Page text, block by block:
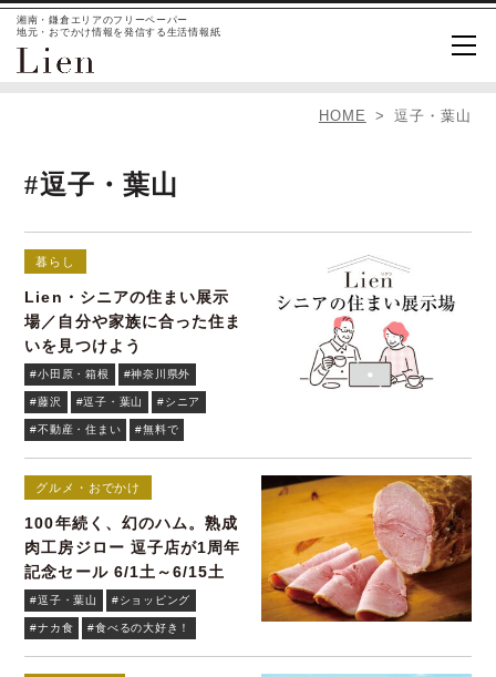
湘南・鎌倉エリアのフリーペーパー
地元・おでかけ情報を発信する生活情報紙
HOME 逗子・葉山
#逗子・葉山
暮らし
Lien・シニアの住まい展示
場／自分や家族に合った住ま
いを見つけよう
#小田原・箱根 #神奈川県外
#藤沢 #逗子・葉山 #シニア
#不動産・住まい #無料で
グルメ・おでかけ
100年続く、幻のハム。熟成
肉工房ジロー 逗子店が1周年
記念セール 6/1土～6/15土
#逗子・葉山 #ショッピング
#ナカ食 #食べるの大好き！